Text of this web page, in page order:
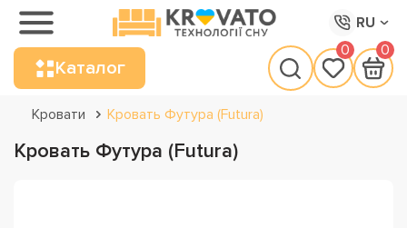
RU
Каталог
0 0
Кровати Кровать Футура (Futura)
Кровать Футура (Futura)